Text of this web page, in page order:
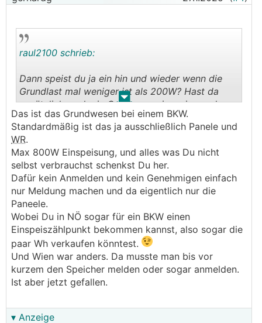
. .
raul2100 schrieb:
Dann speist du ja ein hin und wieder wenn die
Grundlast mal weniger ist als 200W? Hast da
zusätzlich noch ein Gerät zum einspeisen oder
wie funktioniert das? Das sieht dann der
Netzbetreiber mal schätz ich
Das ist das Grundwesen bei einem BKW.
Standardmäßig ist das ja ausschließlich Panele und
WR.
Max 800W Einspeisung, und alles was Du nicht
selbst verbrauchst schenkst Du her.
Dafür kein Anmelden und kein Genehmigen einfach
nur Meldung machen und da eigentlich nur die
Paneele.
Wobei Du in NÖ sogar für ein BKW einen
Einspeiszählpunkt bekommen kannst, also sogar die
paar Wh verkaufen könntest.
Und Wien war anders. Da musste man bis vor
kurzem den Speicher melden oder sogar anmelden.
Ist aber jetzt gefallen.
▾ Anzeige